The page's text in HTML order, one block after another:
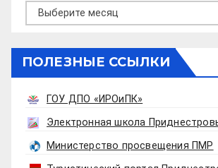
Архивы
ПОЛЕЗНЫЕ ССЫЛКИ
ГОУ ДПО «ИРОиПК»
Электронная школа
Министерство просвещения ПМР